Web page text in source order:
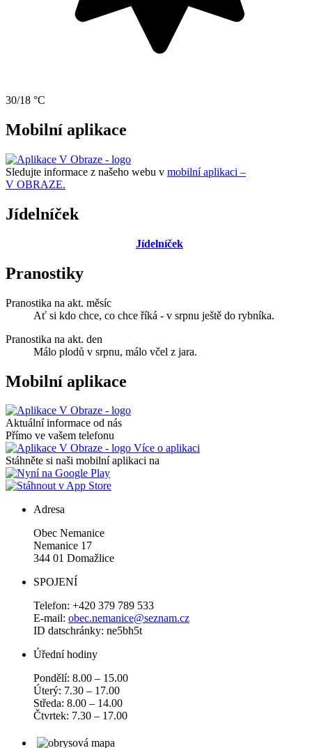
30/18 °C
Mobilní aplikace
Sledujte informace z našeho webu v mobilní aplikaci –
V OBRAZE.
Jídelníček
Jídelníček
Pranostiky
Pranostika na akt. měsíc
Ať si kdo chce, co chce říká - v srpnu ještě do rybníka.
Pranostika na akt. den
Málo plodů v srpnu, málo včel z jara.
Mobilní aplikace
Aktuální informace od nás
Přímo ve vašem telefonu
Více o aplikaci
Stáhněte si naši mobilní aplikaci na
Adresa
Obec Nemanice
Nemanice 17
344 01 Domažlice
SPOJENÍ
Telefon: +420 379 789 533
E-mail: obec.nemanice@seznam.cz
ID datschránky: ne5bh5t
Úřední hodiny
Pondělí: 8.00 – 15.00
Úterý: 7.30 – 17.00
Středa: 8.00 – 14.00
Čtvrtek: 7.30 – 17.00